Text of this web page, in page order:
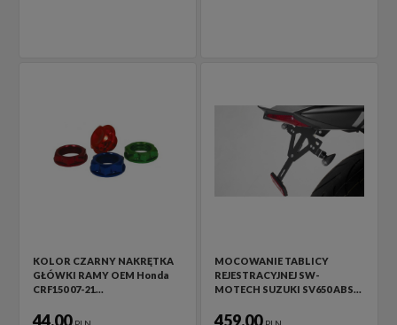
KOLOR CZARNY NAKRĘTKA
GŁÓWKI RAMY OEM Honda
CRF150 07-21…
44.00
MOCOWANIE TABLICY
REJESTRACYJNEJ SW-
MOTECH SUZUKI SV650 ABS…
459.00